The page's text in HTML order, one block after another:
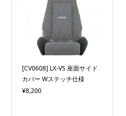
[CV0608] LX-VS 座面サイド
カバー Wステッチ仕様
¥8,200